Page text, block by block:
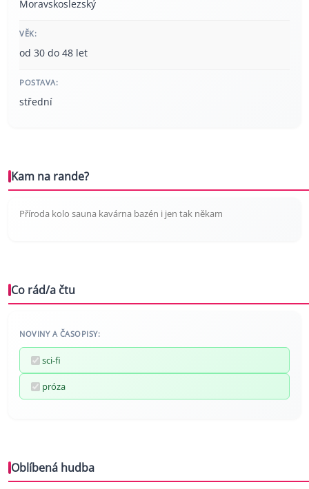
Moravskoslezský
VĚK:
od 30 do 48 let
POSTAVA:
střední
Kam na rande?
Příroda kolo sauna kavárna bazén i jen tak někam
Co rád/a čtu
NOVINY A ČASOPISY:
sci-fi
próza
Oblíbená hudba